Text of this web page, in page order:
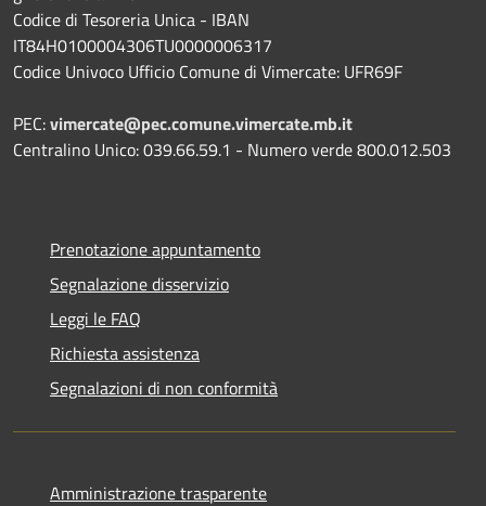
Codice di Tesoreria Unica - IBAN
IT84H0100004306TU0000006317
Codice Univoco Ufficio Comune di Vimercate: UFR69F
PEC:vimercate@pec.comune.vimercate.mb.it
Centralino Unico: 039.66.59.1 - Numero verde 800.012.503
Prenotazione appuntamento
Segnalazione disservizio
Leggi le FAQ
Richiesta assistenza
Segnalazioni di non conformità
Amministrazione trasparente